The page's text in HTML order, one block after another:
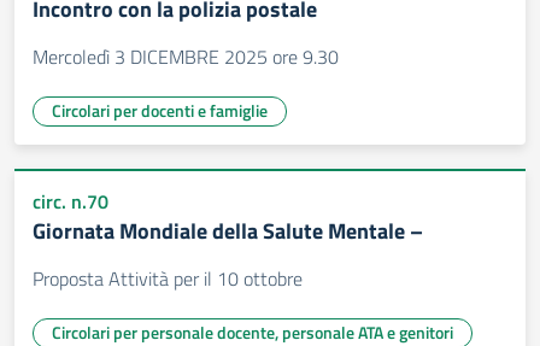
Incontro con la polizia postale
Mercoledì 3 DICEMBRE 2025 ore 9.30
Circolari per docenti e famiglie
circ. n.70
Giornata Mondiale della Salute Mentale –
Proposta Attività per il 10 ottobre
Circolari per personale docente, personale ATA e genitori